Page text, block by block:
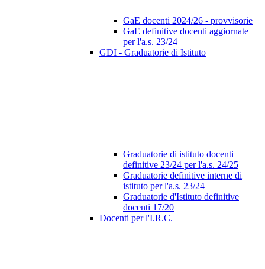
GaE docenti 2024/26 - provvisorie
GaE definitive docenti aggiornate
per l'a.s. 23/24
GDI - Graduatorie di Istituto
Graduatorie di istituto docenti
definitive 23/24 per l'a.s. 24/25
Graduatorie definitive interne di
istituto per l'a.s. 23/24
Graduatorie d'Istituto definitive
docenti 17/20
Docenti per l'I.R.C.